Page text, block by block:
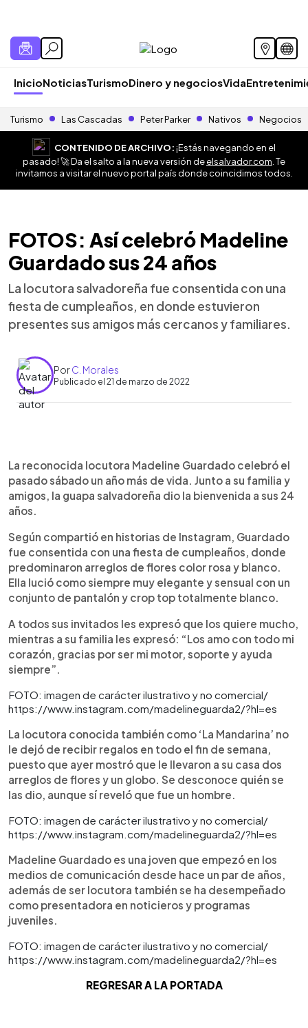
InicioNoticiasTurismoDinero y negociosVida
Turismo Las Cascadas Peter Parker Nativos Negocios
CONTENIDO DE ARCHIVO:¡Estás navegando en el
pasado! 🚀 Da el salto a la nueva versión deelsalvador.com . Te
invitamos a visitar el nuevo portal país donde coincidimos todos.
FOTOS: Así celebró Madeline
Guardado sus 24 años
La locutora salvadoreña fue consentida con una
fiesta de cumpleaños, en donde estuvieron
presentes sus amigos más cercanos y familiares.
PorC. Morales
Publicado el 21 de marzo de 2022
Escuchar artículo
La reconocida locutora Madeline Guardado celebró el
pasado sábado un año más de vida. Junto a su familia y
amigos, la guapa salvadoreña dio la bienvenida a sus 24
años.
Según compartió en historias de Instagram, Guardado
fue consentida con una fiesta de cumpleaños, donde
predominaron arreglos de flores color rosa y blanco.
Ella lució como siempre muy elegante y sensual con un
conjunto de pantalón y crop top totalmente blanco.
A todos sus invitados les expresó que los quiere mucho,
mientras a su familia les expresó: “Los amo con todo mi
corazón, gracias por ser mi motor, soporte y ayuda
siempre”.
FOTO: imagen de carácter ilustrativo y no comercial/
https://www.instagram.com/madelineguarda2/?hl=es
La locutora conocida también como ‘La Mandarina’ no
le dejó de recibir regalos en todo el fin de semana,
puesto que ayer mostró que le llevaron a su casa dos
arreglos de flores y un globo. Se desconoce quién se
las dio, aunque sí reveló que fue un hombre.
FOTO: imagen de carácter ilustrativo y no comercial/
https://www.instagram.com/madelineguarda2/?hl=es
Madeline Guardado es una joven que empezó en los
medios de comunicación desde hace un par de años,
además de ser locutora también se ha desempeñado
como presentadora en noticieros y programas
juveniles.
FOTO: imagen de carácter ilustrativo y no comercial/
https://www.instagram.com/madelineguarda2/?hl=es
REGRESAR A LA PORTADA